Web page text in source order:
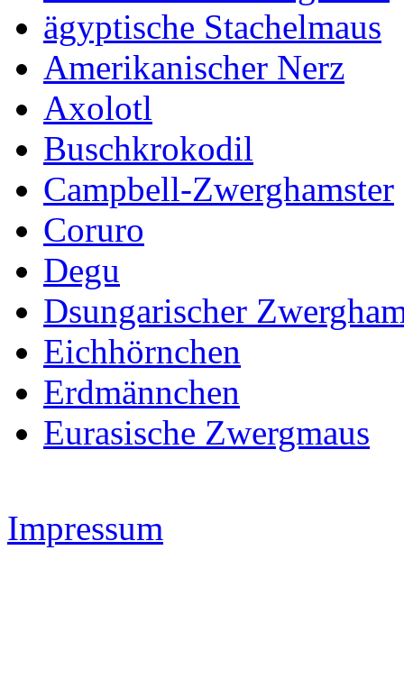
ägyptische Stachelmaus
Amerikanischer Nerz
Axolotl
Buschkrokodil
Campbell-Zwerghamster
Coruro
Degu
Dsungarischer
Eichhörnchen
Erdmännchen
Eurasische Zwergmaus
Impressum